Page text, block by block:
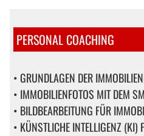
PERSONAL COACHING
• GRUNDLAGEN DER
• IMMOBILIENFOTOS MIT DEM
• BILDBEARBEITUNG FÜR
• KÜNSTLICHE INTELLIGENZ (KI)